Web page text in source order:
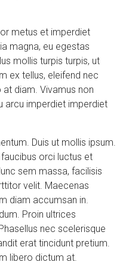
metus et imperdiet
magna, eu egestas
mollis turpis turpis, ut
ex tellus, eleifend nec
diam. Vivamus non
arcu imperdiet imperdiet
Duis ut mollis ipsum.
orci luctus et
sem massa, facilisis
velit. Maecenas
diam accumsan in.
Proin ultrices
nec scelerisque
erat tincidunt pretium.
libero dictum at.